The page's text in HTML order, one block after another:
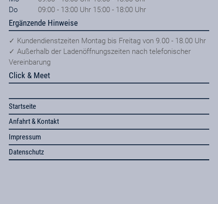
Do
09:00 - 13:00 Uhr 15:00 - 18:00 Uhr
Ergänzende Hinweise
✓ Kundendienstzeiten Montag bis Freitag von 9.00 - 18.00 Uhr
✓ Außerhalb der Ladenöffnungszeiten nach telefonischer
Vereinbarung
Click & Meet
Startseite
Anfahrt & Kontakt
Impressum
Datenschutz